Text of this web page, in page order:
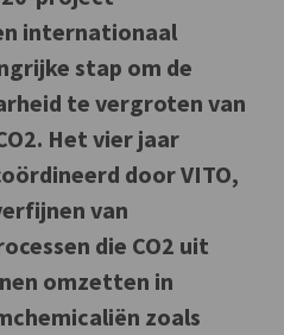
internationaal
stap om de
te vergroten van
Het vier jaar
door VITO,
van
die CO2 uit
omzetten in
zoals